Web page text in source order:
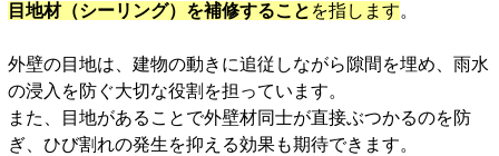
目地材（シーリング）を補修すること を指します。
外壁の目地は、建物の動きに追従しながら隙間を埋め、雨水
の浸入を防ぐ大切な役割を担っています。
また、目地があることで外壁材同士が直接ぶつかるのを防
ぎ、ひび割れの発生を抑える効果も期待できます。